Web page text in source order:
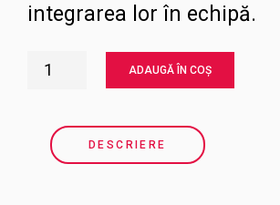
integrarea lor în echipă.
Radiografia
Analiza
ADAUGĂ ÎN COȘ
DESCRIERE